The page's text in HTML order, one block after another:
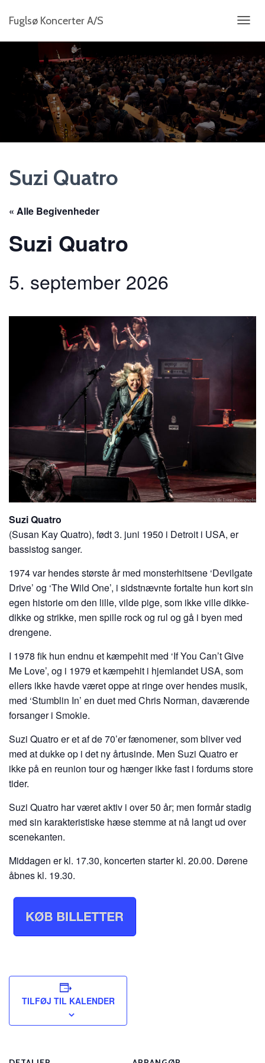
Fuglsø Koncerter A/S
K
F
T
A
I
G
A
Suzi Quatro
« Alle Begivenheder
Suzi Quatro
5. september 2026
Suzi Quatro
(Susan Kay Quatro), født 3. juni 1950 i Detroit i USA, er
bassistog sanger.
1974 var hendes største år med monsterhitsene ‘Devilgate
Drive’ og ‘The Wild One’, i sidstnævnte fortalte hun kort sin
egen historie om den lille, vilde pige, som ikke ville dikke-
dikke og strikke, men spille rock og rul og gå i byen med
drengene.
I 1978 fik hun endnu et kæmpehit med ‘If You Can’t Give
Me Love’, og i 1979 et kæmpehit i hjemlandet USA, som
ellers ikke havde været oppe at ringe over hendes musik,
med ‘Stumblin In’ en duet med Chris Norman, daværende
forsanger i Smokie.
Suzi Quatro er et af de 70’er fænomener, som bliver ved
med at dukke op i det ny årtusinde. Men Suzi Quatro er
ikke på en reunion tour og hænger ikke fast i fordums store
tider.
Suzi Quatro har været aktiv i over 50 år; men formår stadig
med sin karakteristiske hæse stemme at nå langt ud over
scenekanten.
Middagen er kl. 17.30, koncerten starter kl. 20.00. Dørene
åbnes kl. 19.30.
TILFØJ TIL KALENDER